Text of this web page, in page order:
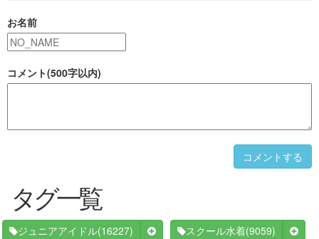
お名前
コメント(500字以内)
コメントする
タグ一覧
ジュニアアイドル(16227) スクール水着(9059)